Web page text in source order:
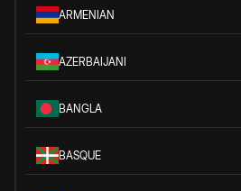
ARMENIAN
AZERBAIJANI
BANGLA
BASQUE